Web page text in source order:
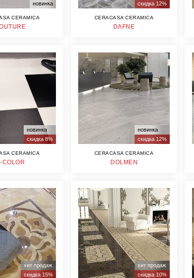
новинка
CERAMICA
скидка 12%
CERACASA CERAMICA
DAFNE
новинка
скидка 8%
CERAMICA
COLOR
новинка
скидка 12%
CERACASA CERAMICA
DOLMEN
хит продаж
скидка 15%
хит продаж
скидка 10%